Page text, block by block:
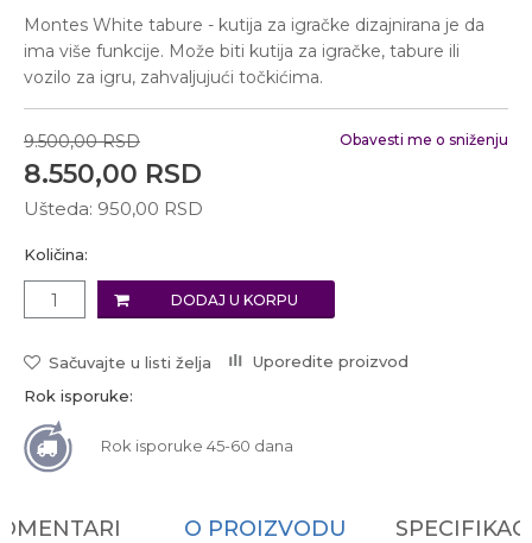
Montes White tabure - kutija za igračke dizajnirana je da
ima više funkcije. Može biti kutija za igračke, tabure ili
vozilo za igru, zahvaljujući točkićima.
9.500,00 RSD
8.550,00 RSD
Ušteda: 950,00 RSD
Obavesti me o sniženju
Količina:
DODAJ U KORPU
Sačuvajte u listi želja
Uporedite proizvod
Rok isporuke:
Rok isporuke 45-60 dana
O PROIZVODU